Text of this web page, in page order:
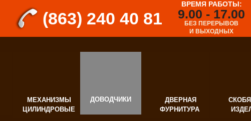
МЕХАНИЗМЫ
ЦИЛИНДРОВЫЕ
ДОВОДЧИКИ
ДВЕРНАЯ
ФУРНИТУРА
(863) 240 40 81
ВРЕМЯ РАБОТЫ:
9.00 - 17.00
БЕЗ ПЕРЕРЫВОВ
И ВЫХОДНЫХ